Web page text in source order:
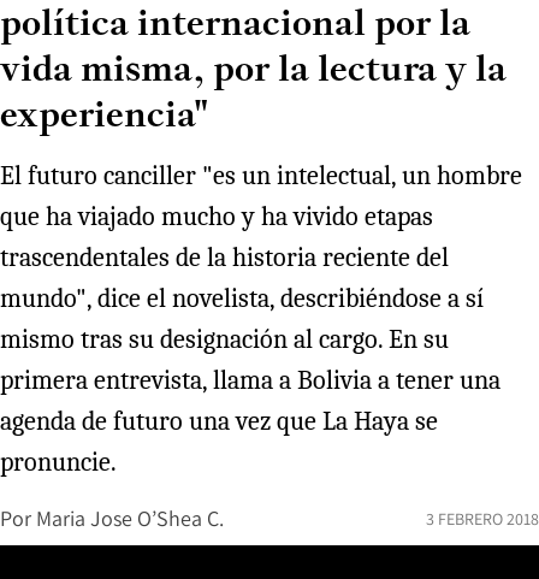
política internacional por la
vida misma, por la lectura y la
experiencia"
El futuro canciller "es un intelectual, un hombre
que ha viajado mucho y ha vivido etapas
trascendentales de la historia reciente del
mundo", dice el novelista, describiéndose a sí
mismo tras su designación al cargo. En su
primera entrevista, llama a Bolivia a tener una
agenda de futuro una vez que La Haya se
pronuncie.
Por Maria Jose O’Shea C. 3 FEBRERO 2018